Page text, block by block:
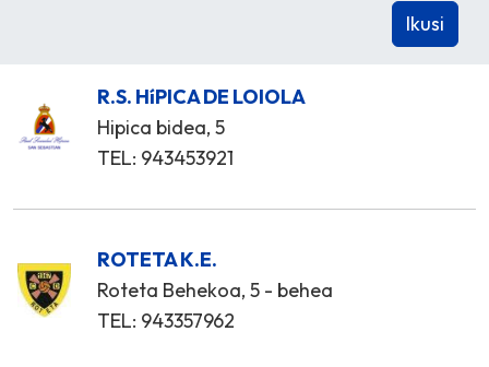
R.S. HíPICA DE LOIOLA
Hipica bidea, 5
TEL: 943453921
ROTETA K.E.
Roteta Behekoa, 5 - behea
TEL: 943357962